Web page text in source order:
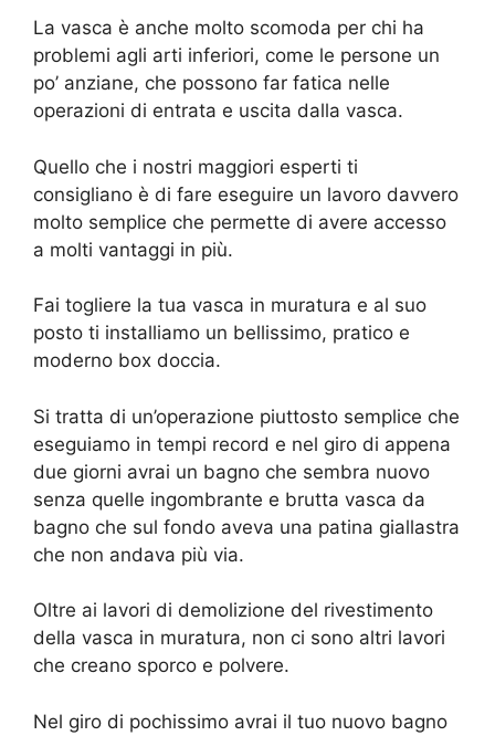
La vasca è anche molto scomoda per chi ha
problemi agli arti inferiori, come le persone un
po’ anziane, che possono far fatica nelle
operazioni di entrata e uscita dalla vasca.
Quello che i nostri maggiori esperti ti
consigliano è di fare eseguire un lavoro davvero
molto semplice che permette di avere accesso
a molti vantaggi in più.
Fai togliere la tua vasca in muratura e al suo
posto ti installiamo un bellissimo, pratico e
moderno box doccia.
Si tratta di un’operazione piuttosto semplice che
eseguiamo in tempi record e nel giro di appena
due giorni avrai un bagno che sembra nuovo
senza quelle ingombrante e brutta vasca da
bagno che sul fondo aveva una patina giallastra
che non andava più via.
Oltre ai lavori di demolizione del rivestimento
della vasca in muratura, non ci sono altri lavori
che creano sporco e polvere.
Nel giro di pochissimo avrai il tuo nuovo bagno